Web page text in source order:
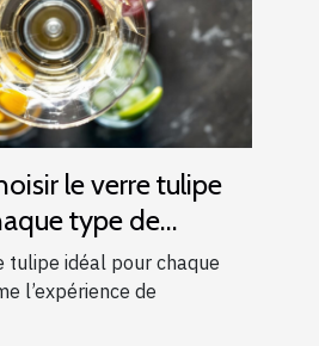
le verre tulipe
type de
tulipe idéal pour chaque
l’expérience de